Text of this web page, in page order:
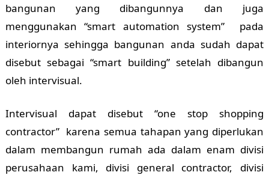
bangunan yang dibangunnya dan juga
menggunakan “smart automation system” pada
interiornya sehingga bangunan anda sudah dapat
disebut sebagai “smart building” setelah dibangun
oleh intervisual.
Intervisual dapat disebut “one stop shopping
contractor” karena semua tahapan yang diperlukan
dalam membangun rumah ada dalam enam divisi
perusahaan kami, divisi general contractor, divisi